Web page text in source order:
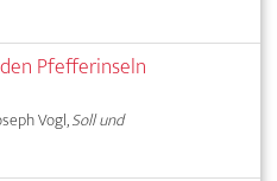
Pfefferinseln
Vogl,Soll und